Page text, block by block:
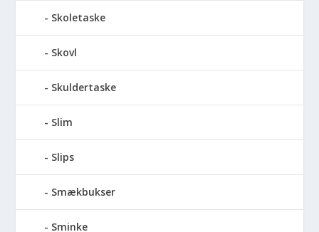
Skoletaske
Skovl
Skuldertaske
Slim
Slips
Smækbukser
Sminke